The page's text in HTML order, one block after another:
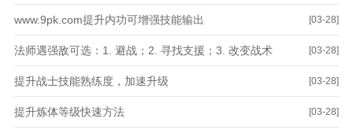
[03-28]
www.9pk.com提升内功可增强技能输出
[03-28]
法师遇强敌可选：1. 避战；2. 寻找支援；3. 改变战术
[03-28]
提升战士技能熟练度，加速升级
[03-28]
提升炼体等级快速方法